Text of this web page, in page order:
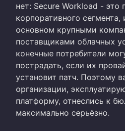
нет: Secure Workload - это
корпоративного
основном крупными
поставщиками облачных
конечные потребители
пострадать, если их
установит патч. Поэтому
организации,
платформу, отнеслись к
максимально серьёзно.